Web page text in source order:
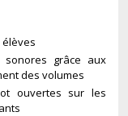
sonores grâce aux
des volumes
ouvertes sur les